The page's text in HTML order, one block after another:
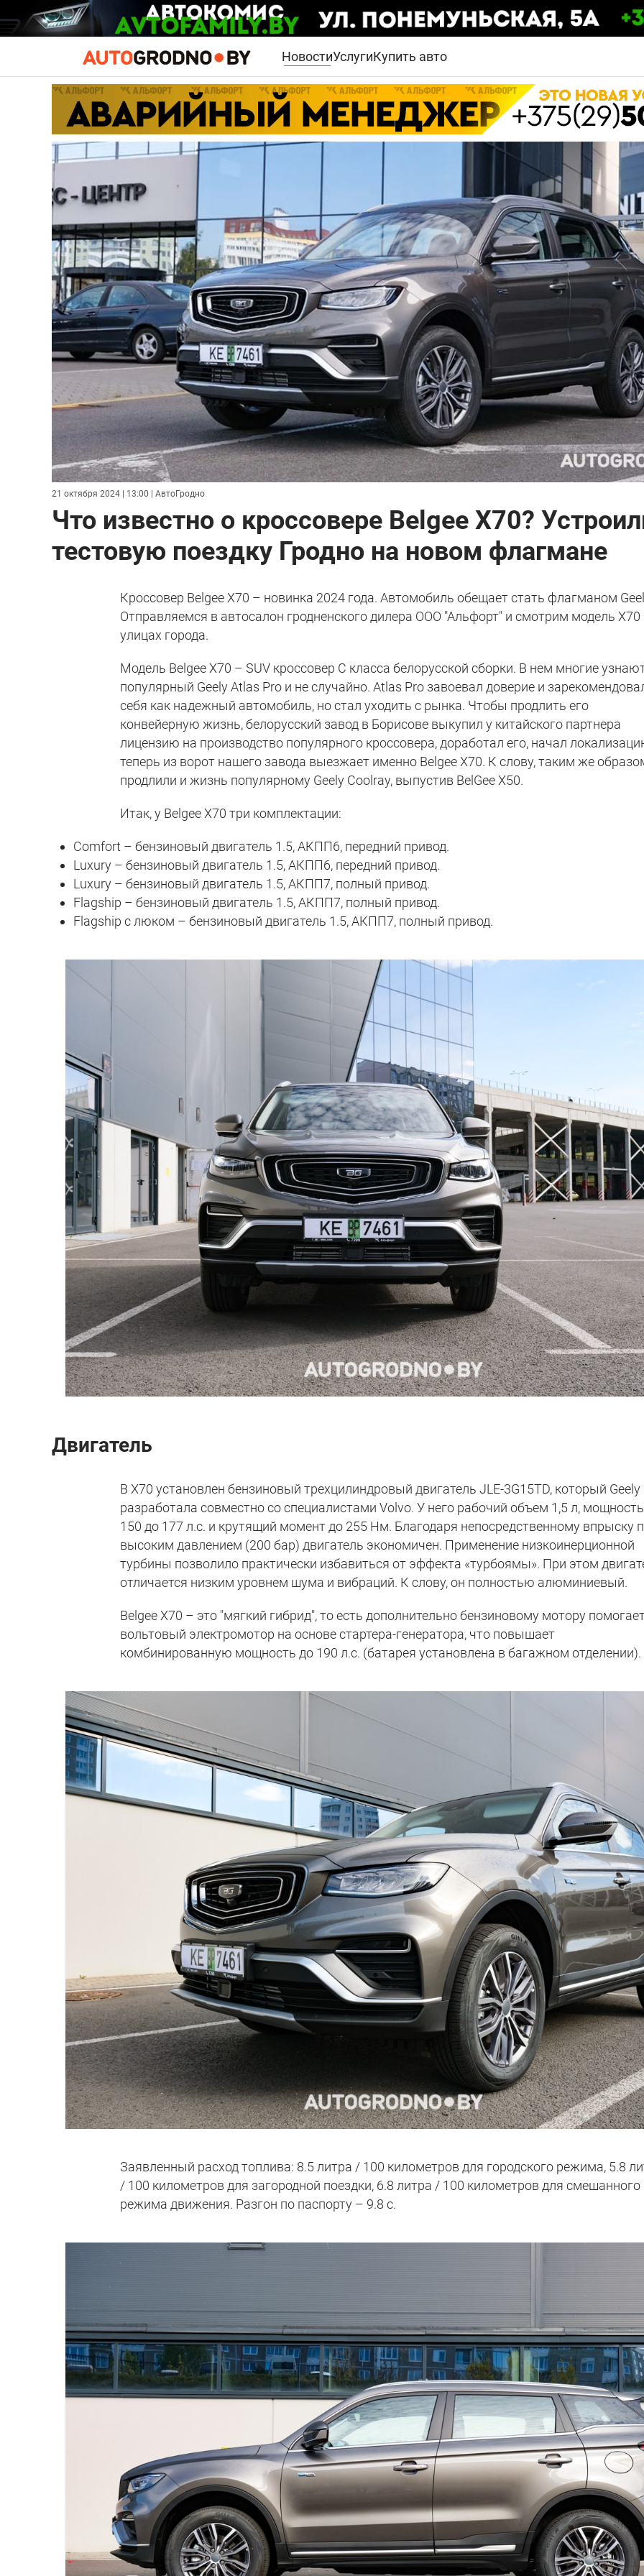
НовостиУслугиКупить авто
21 октября 2024 | 13:00 | АвтоГродно
Что известно о кроссовере Belgee X70?
тестовую поездку Гродно на новом флагмане
Кроссовер Belgee X70 – новинка 2024 года. Автомобиль обещает стать флагманом
Отправляемся в автосалон гродненского дилера ООО "Альфорт" и смотрим модель X70
улицах города.
Модель Belgee X70 – SUV кроссовер С класса белорусской сборки. В нем многие
популярный Geely Atlas Pro и не случайно. Atlas Pro завоевал доверие и
себя как надежный автомобиль, но стал уходить с рынка. Чтобы продлить его
конвейерную жизнь, белорусский завод в Борисове выкупил у китайского партнера
лицензию на производство популярного кроссовера, доработал его, начал
теперь из ворот нашего завода выезжает именно Belgee X70. К слову, таким же
продлили и жизнь популярному Geely Coolray, выпустив BelGee X50.
Итак, у Belgee X70 три комплектации:
Comfort – бензиновый двигатель 1.5, АКПП6, передний привод.
Luxury – бензиновый двигатель 1.5, АКПП6, передний привод.
Luxury – бензиновый двигатель 1.5, АКПП7, полный привод.
Flagship – бензиновый двигатель 1.5, АКПП7, полный привод.
Flagship с люком – бензиновый двигатель 1.5, АКПП7, полный привод.
Двигатель
В X70 установлен бензиновый трехцилиндровый двигатель JLE-3G15TD, который Geely
разработала совместно со специалистами Volvo. У него рабочий объем 1,5 л,
150 до 177 л.с. и крутящий момент до 255 Нм. Благодаря непосредственному впрыску
высоким давлением (200 бар) двигатель экономичен. Применение низкоинерционной
турбины позволило практически избавиться от эффекта «турбоямы». При этом
отличается низким уровнем шума и вибраций. К слову, он полностью алюминиевый.
Belgee X70 – это "мягкий гибрид", то есть дополнительно бензиновому мотору
вольтовый электромотор на основе стартера-генератора, что повышает
комбинированную мощность до 190 л.с. (батарея установлена в багажном отделении).
Заявленный расход топлива: 8.5 литра / 100 километров для городского режима, 5.8
/ 100 километров для загородной поездки, 6.8 литра / 100 километров для смешанного
режима движения. Разгон по паспорту – 9.8 с.